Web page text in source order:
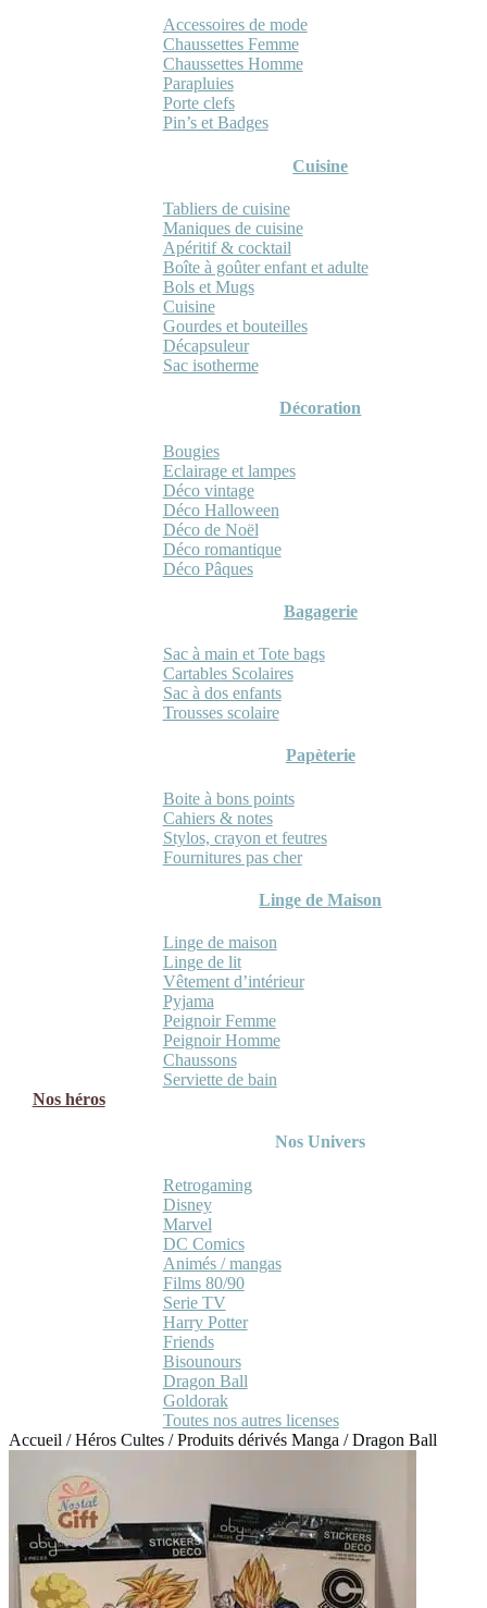
Accessoires de mode
Chaussettes Femme
Chaussettes Homme
Parapluies
Porte clefs
Pin’s et Badges
Cuisine
Tabliers de cuisine
Maniques de cuisine
Apéritif & cocktail
Boîte à goûter enfant et adulte
Bols et Mugs
Cuisine
Gourdes et bouteilles
Décapsuleur
Sac isotherme
Décoration
Bougies
Eclairage et lampes
Déco vintage
Déco Halloween
Déco de Noël
Déco romantique
Déco Pâques
Bagagerie
Sac à main et Tote bags
Cartables Scolaires
Sac à dos enfants
Trousses scolaire
Papèterie
Boite à bons points
Cahiers & notes
Stylos, crayon et feutres
Fournitures pas cher
Linge de Maison
Linge de maison
Linge de lit
Vêtement d’intérieur
Pyjama
Peignoir Femme
Peignoir Homme
Chaussons
Serviette de bain
Nos héros
Nos Univers
Retrogaming
Disney
Marvel
DC Comics
Animés / mangas
Films 80/90
Serie TV
Harry Potter
Friends
Bisounours
Dragon Ball
Goldorak
Toutes nos autres licenses
Accueil /Héros Cultes /Produits dérivés Manga /Dragon Ball